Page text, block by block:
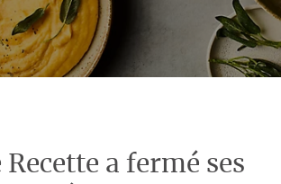
Recette a fermé ses